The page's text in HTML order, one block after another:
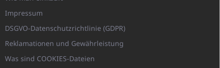
Impressum
DSGVO-Datenschutzrichtlinie (GDPR)
Reklamationen und Gewährleistung
Was sind COOKIES-Dateien